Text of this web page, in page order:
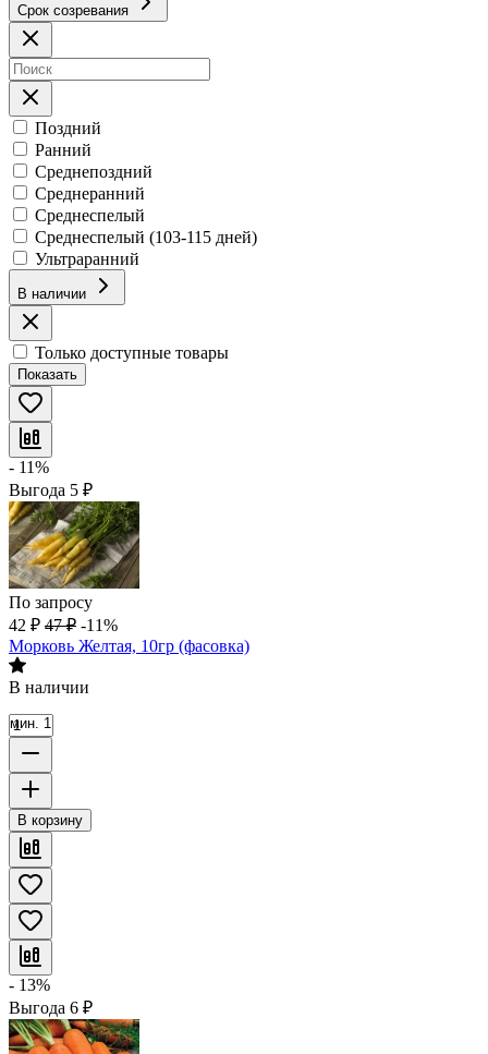
Срок созревания
Поздний
Ранний
Среднепоздний
Среднеранний
Среднеспелый
Среднеспелый (103-115 дней)
Ультраранний
В наличии
Только доступные товары
Показать
- 11%
Выгода 5 ₽
По запросу
42 ₽ 47 ₽ -11%
Морковь Желтая, 10гр (фасовка)
В наличии
мин. 1
В корзину
- 13%
Выгода 6 ₽